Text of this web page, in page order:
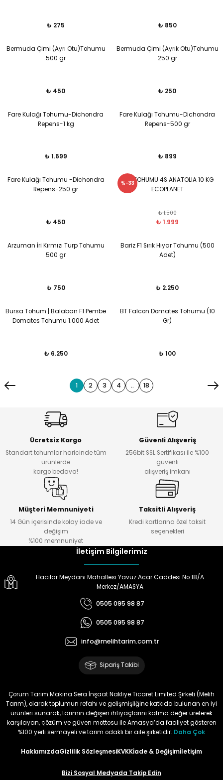
₺ 275 ₺ 850
Bermuda Çimi (Ayrı Otu)Tohumu
500 gr
₺ 450
Bermuda Çimi (Ayrık Otu)Tohumu
250 gr
₺ 250
Fare Kulağı Tohumu-Dichondra
Repens-1 kg
₺ 1.699
Fare Kulağı Tohumu-Dichondra
Repens-500 gr
₺ 899
Fare Kulağı Tohumu -Dichondra
Repens-250 gr
₺ 450
%-33
ÇİM TOHUMU 4S ANATOLIA 10 KG
ECOPLANET
₺ 1.500
₺ 1.999
Arzuman İri Kırmızı Turp Tohumu
500 gr
₺ 750
Bariz F1 Sırık Hıyar Tohumu (500
Adet)
₺ 2.250
Bursa Tohum | Balaban F1 Pembe
Domates Tohumu 1.000 Adet
₺ 6.250
BT Falcon Domates Tohumu (10
Gr)
₺ 100
1 2 3 4 .. 18
Ücretsiz Kargo
Standart tohumlar haricinde tüm
ürünlerde
kargo bedava!
Güvenli Alışveriş
256bit SSL Sertifikası ile %100
güvenli
alışveriş imkanı
Müşteri Memnuniyeti
14 Gün içerisinde kolay iade ve
değişim
%100 memnuniyet
Taksitli Alışveriş
Kredi kartlarına özel taksit
seçenekleri
İletişim Bilgilerimiz
Hacılar Meydanı Mahallesi Yavuz Acar Caddesi No:18/A
Merkez/AMASYA
0505 095 98 87
0505 095 98 87
info@melihtarim.com.tr
Sipariş Takibi
Çorum Tarım Makina Sera İnşaat Nakliye Ticaret Limited Şirketi (Melih
Tarım), olarak toplumun refahı ve gelişmişliğine katkıda bulunan en iyi
ürünleri sunarak, tarımın değişen ihtiyaçlarını katma değer üreterek
karşılayan, çözüm ve güven mottosu ile Amasya’da faaliyet gösteren
%100 yerli sermayeli ve tarım odaklı bir aile şirketidir. Daha Çok
HakkımızdaGizlilik SözleşmesiKVKKİade & Değişimİletişim
Bizi Sosyal Medyada Takip Edin